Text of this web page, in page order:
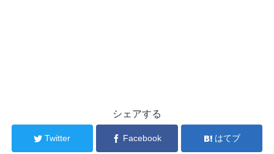
シェアする
Twitter Facebook はてブ